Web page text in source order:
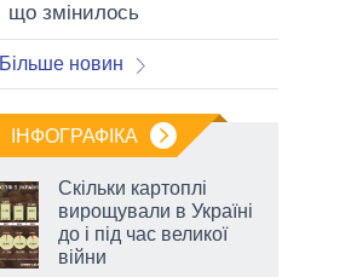
що змінилось
Більше новин
ІНФОГРАФІКА
Скільки картоплі
вирощували в Україні
до і під час великої
війни